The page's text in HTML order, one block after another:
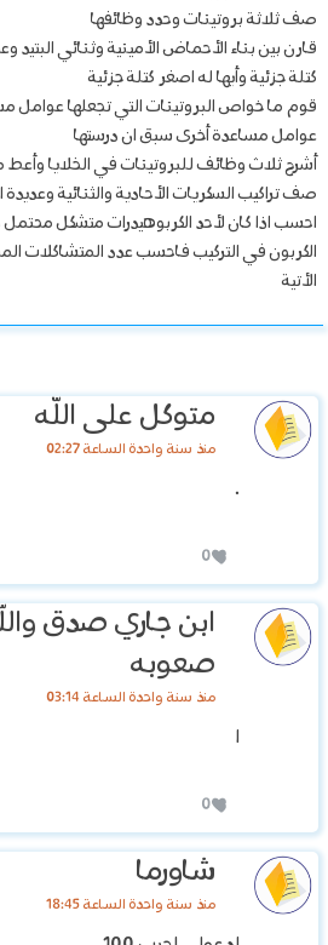
صف ثلاثة بروتينات وحدد وظائفها
قارن بين بناء الأحماض الأمينية وثنائي البتيد
كتلة جزئية وأيها له اصغر كتلة جزئية
قوم ما خواص البروتينات التي تجعلها عوامل
عوامل مساعدة أخرى سبق ان درستها
أشرح ثلاث وظائف للبروتينات في الخلايا
صف تراكيب السكريات الأحادية والثنائية وعديدة
الكربون في التركيب فاحسب عدد المتشاكلات
الأتية
متوكل على الله
منذ سنة واحدة الساعة 02:27
.
0
ابن جاري صدق
صعوبه
منذ سنة واحدة الساعة 03:14
ا
0
شاورما
منذ سنة واحدة الساعة 18:45